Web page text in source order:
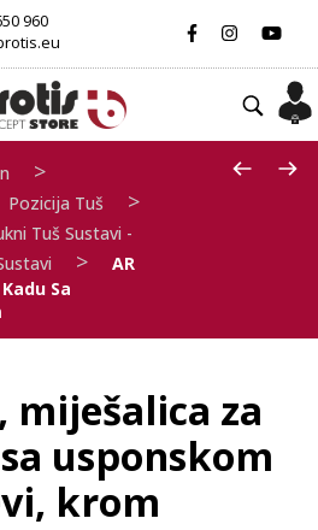
960
>
Pozicija Tuš >
Tuš Sustavi -
>
AR
Sa
miješalica za
usponskom
krom